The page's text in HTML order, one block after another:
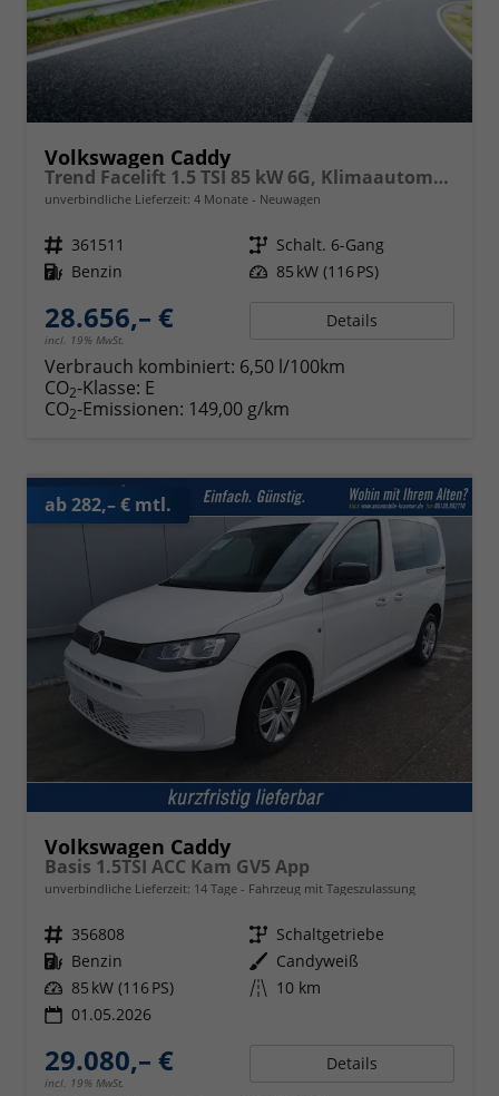
Volkswagen Caddy
Trend Facelift 1.5 TSI 85 kW 6G, Klimaautomatik, 5 Sitze, Zuziehhilfe Schiebetüren + Heckklappe, PDC v+h, ACC, Side Assist Blind Spot, Ausparkhilfe, Ausstiegswarner, Digital Cockpit PRO, Radioanlage Navigationsvorbereituing,, Mittearmlehne verstellbar
unverbindliche Lieferzeit: 4 Monate Neuwagen
Fahrzeugnr. 361511 Getriebe Schalt. 6-Gang
Kraftstoff Benzin Leistung 85 kW (116 PS)
28.656,– €
incl. 19% MwSt.
Details
Verbrauch kombiniert: 6,50 l/100km
CO2-Klasse: E
CO2-Emissionen: 149,00 g/km
ab 282,– € mtl.
Volkswagen Caddy
Basis 1.5TSI ACC Kam GV5 App
unverbindliche Lieferzeit: 14 Tage Fahrzeug mit Tageszulassung
Fahrzeugnr. 356808 Getriebe Schaltgetriebe
Kraftstoff Benzin Außenfarbe Candyweiß
Leistung 85 kW (116 PS) Kilometerstand 10 km
01.05.2026
29.080,– €
incl. 19% MwSt.
Details